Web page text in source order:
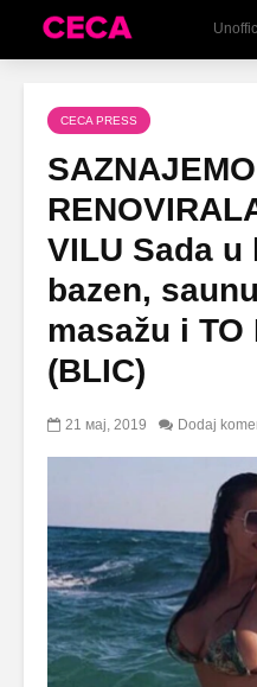
CECA PRESS
VILU Sada
bazen,
masažu i TO
(BLIC)
21 мај, 2019 Dodaj